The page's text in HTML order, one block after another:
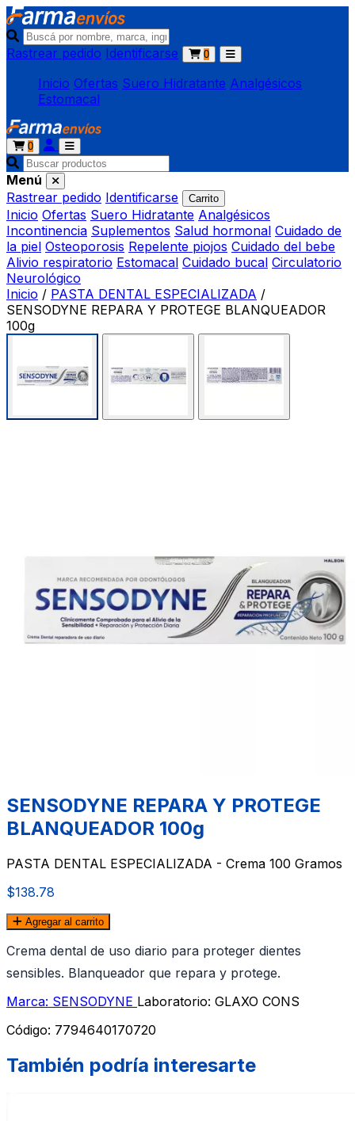
Rastrear pedido Identificarse 0
Inicio Ofertas Suero Hidratante Analgésicos
Estomacal
0
Menú
Rastrear pedido Identificarse Carrito
Inicio Ofertas Suero Hidratante Analgésicos
Incontinencia Suplementos Salud hormonal Cuidado de
la piel Osteoporosis Repelente piojos Cuidado del bebe
Alivio respiratorio Estomacal Cuidado bucal Circulatorio
Neurológico
Inicio / PASTA DENTAL ESPECIALIZADA /
SENSODYNE REPARA Y PROTEGE BLANQUEADOR
100g
SENSODYNE REPARA Y PROTEGE
BLANQUEADOR 100g
PASTA DENTAL ESPECIALIZADA - Crema 100 Gramos
$138.78
Agregar al carrito
Crema dental de uso diario para proteger dientes
sensibles. Blanqueador que repara y protege.
Marca: SENSODYNE Laboratorio: GLAXO CONS
Código: 7794640170720
También podría interesarte